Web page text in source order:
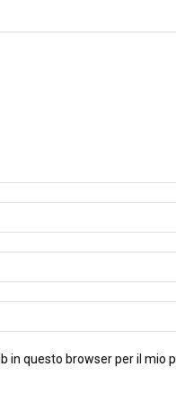
in questo browser per il mio